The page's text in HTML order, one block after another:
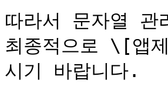
따라서 문자열
최종적으로 \[앱